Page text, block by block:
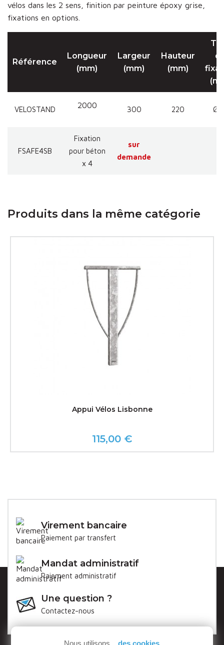
vélos dans les 2 sens, finition par peinture époxy grise,
fixations en options.
Référence
Longueur
(mm)
Largeur
(mm)
Hauteur
(mm)
VELOSTAND 2000 300 220 Ø
FSAFE4SB
Fixation
pour béton
x 4
sur
demande
Produits dans la même catégorie
Appui Vélos Lisbonne
Prix
115,00 €
Virement bancaire
Paiement par transfert
Mandat administratif
Paiement administratif
Une question ?
Contactez-nous
Nous utilisons... des cookies